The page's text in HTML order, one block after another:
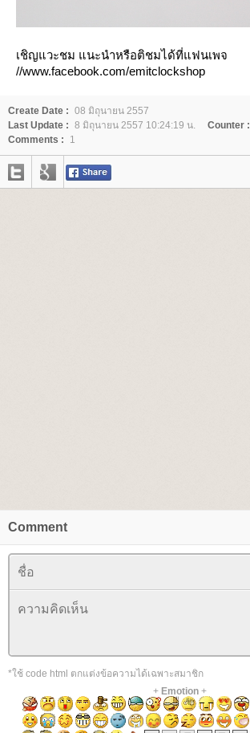
เชิญแวะชม แนะนำหรือติชมได้ที่แฟนเพจ
//www.facebook.com/emitclockshop
Create Date : 08 มิถุนายน 2557
Last Update : 8 มิถุนายน 2557 10:24:19 น. Counter :
Comments :
1
Comment
*ใช้ code html ตกแต่งข้อความได้เฉพาะสมาชิก
+ Emotion+